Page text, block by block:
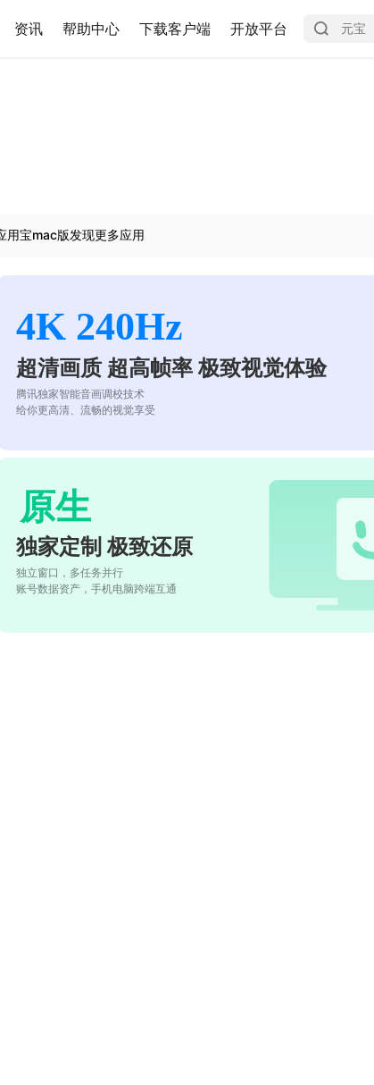
资讯 帮助中心 下载客户端 开放平台
用宝mac版发现更多应用
4K 240Hz
超清画质 超高帧率 极致视觉体验
腾讯独家智能音画调校技术
给你更高清、流畅的视觉享受
原生
独家定制 极致还原
独立窗口，多任务并行
账号数据资产，手机电脑跨端互通